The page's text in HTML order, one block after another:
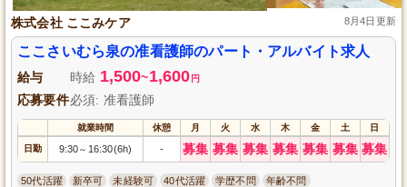
株式会社 ここみケア 8月4日更新
ここさいむら泉の准看護師のパート・アルバイト求人
給与 時給 1,500~1,600 円
応募要件必須: 准看護師
就業時間 休憩 月 火 水 木 金 土 日
日勤 9:30～ 16:30(6h) - 募集 募集 募集 募集 募集 募集 募集
50代活躍 新卒可 未経験可 40代活躍 学歴不問 年齢不問